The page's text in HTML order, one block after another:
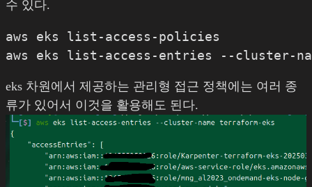
수 있다.
aws eks list-access-policies
eks 차원에서 제공하는 관리형 접근 정책에는 여러 종
류가 있어서 이것을 활용해도 된다.